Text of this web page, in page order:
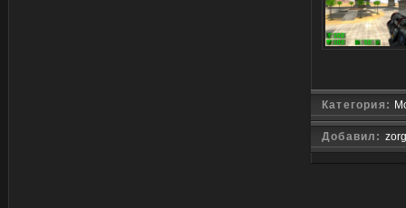
Категория:
Добавил: